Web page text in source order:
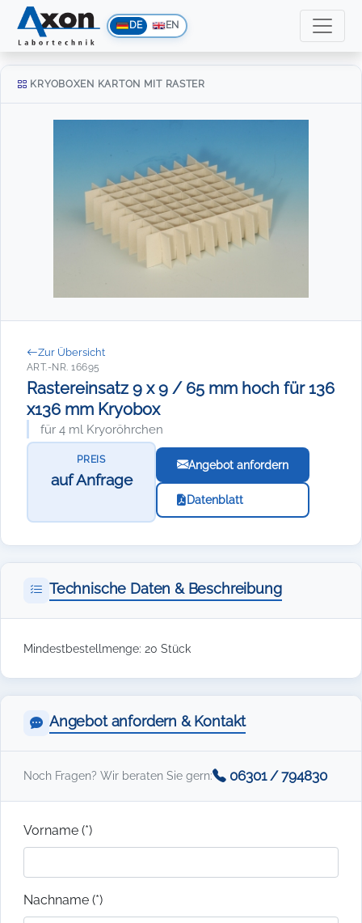
DE EN
KRYOBOXEN KARTON MIT RASTER
Zur Übersicht
ART.-NR. 16695
Rastereinsatz 9 x 9 / 65 mm hoch für 136
x136 mm Kryobox
für 4 ml Kryoröhrchen
PREIS
auf Anfrage
Angebot anfordern
Datenblatt
Technische Daten & Beschreibung
Mindestbestellmenge: 20 Stück
Angebot anfordern & Kontakt
Noch Fragen? Wir beraten Sie gern: 06301 / 794830
Vorname (*)
Nachname (*)